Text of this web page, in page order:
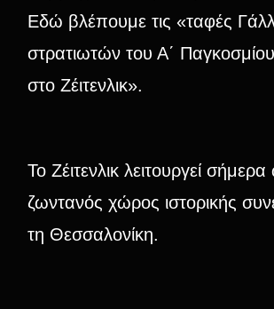
Εδώ βλέπουμε τις «ταφές
στρατιωτών του Α΄
στο Ζέιτενλικ».
Το Ζέιτενλικ λειτουργεί
ζωντανός χώρος ιστορικής
τη Θεσσαλονίκη.